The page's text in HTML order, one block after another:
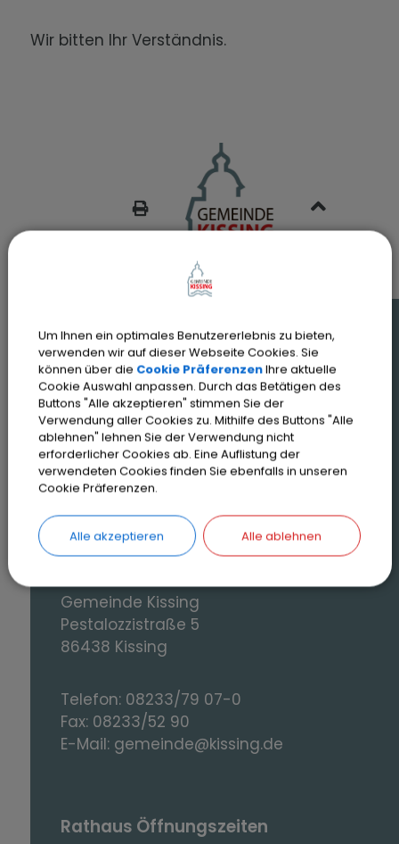
Wir bitten Ihr Verständnis.
Auf einen Blick
Online-Terminvereinbarung
Veranstaltungen und Termine
Kissing App
Gemeinde Kissing
Pestalozzistraße 5
86438 Kissing
Telefon: 08233/79 07-0
Fax: 08233/52 90
E-Mail: gemeinde@kissing.de
Rathaus Öffnungszeiten
Um Ihnen ein optimales Benutzererlebnis zu bieten,
verwenden wir auf dieser Webseite Cookies. Sie
können über die Cookie PräferenzenIhre aktuelle
Cookie Auswahl anpassen. Durch das Betätigen des
Buttons "Alle akzeptieren" stimmen Sie der
Verwendung aller Cookies zu. Mithilfe des Buttons "Alle
ablehnen" lehnen Sie der Verwendung nicht
erforderlicher Cookies ab. Eine Auflistung der
verwendeten Cookies finden Sie ebenfalls in unseren
Cookie Präferenzen.
Alle akzeptieren Alle ablehnen